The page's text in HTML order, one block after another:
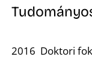
2016 Doktori